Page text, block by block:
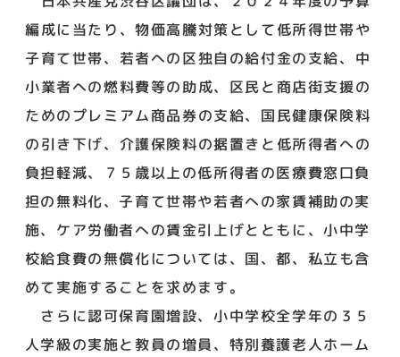
編成に当たり、物価高騰対策として低所得世帯や
子育て世帯、若者への区独自の給付金の支給、中
小業者への燃料費等の助成、区民と商店街支援の
ためのプレミアム商品券の支給、国民健康保険料
の引き下げ、介護保険料の据置きと低所得者への
負担軽減、７５歳以上の低所得者の医療費窓口負
担の無料化、子育て世帯や若者への家賃補助の実
施、ケア労働者への賃金引上げとともに、小中学
校給食費の無償化については、国、都、私立も含
めて実施することを求めます。
さらに認可保育園増設、小中学校全学年の３５
人学級の実施と教員の増員、特別養護老人ホーム